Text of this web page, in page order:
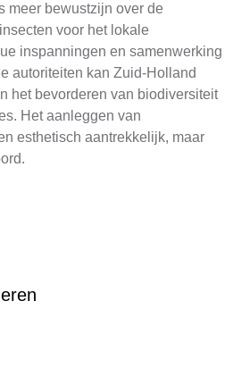
meer bewustzijn over de
voor het lokale
inspanningen en samenwerking
autoriteiten kan Zuid-Holland
het bevorderen van biodiversiteit
Het aanleggen van
esthetisch aantrekkelijk, maar